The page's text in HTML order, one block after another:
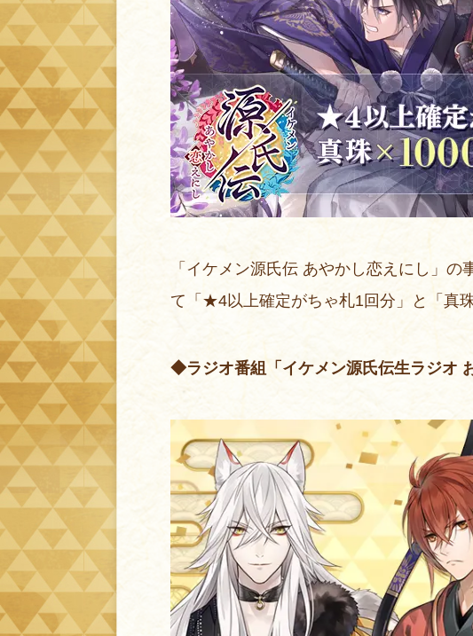
「イケメン源氏伝 あやかし恋えにし」
て「★4以上確定がちゃ札1回分」と「真
◆ラジオ番組「イケメン源氏伝生ラジオ